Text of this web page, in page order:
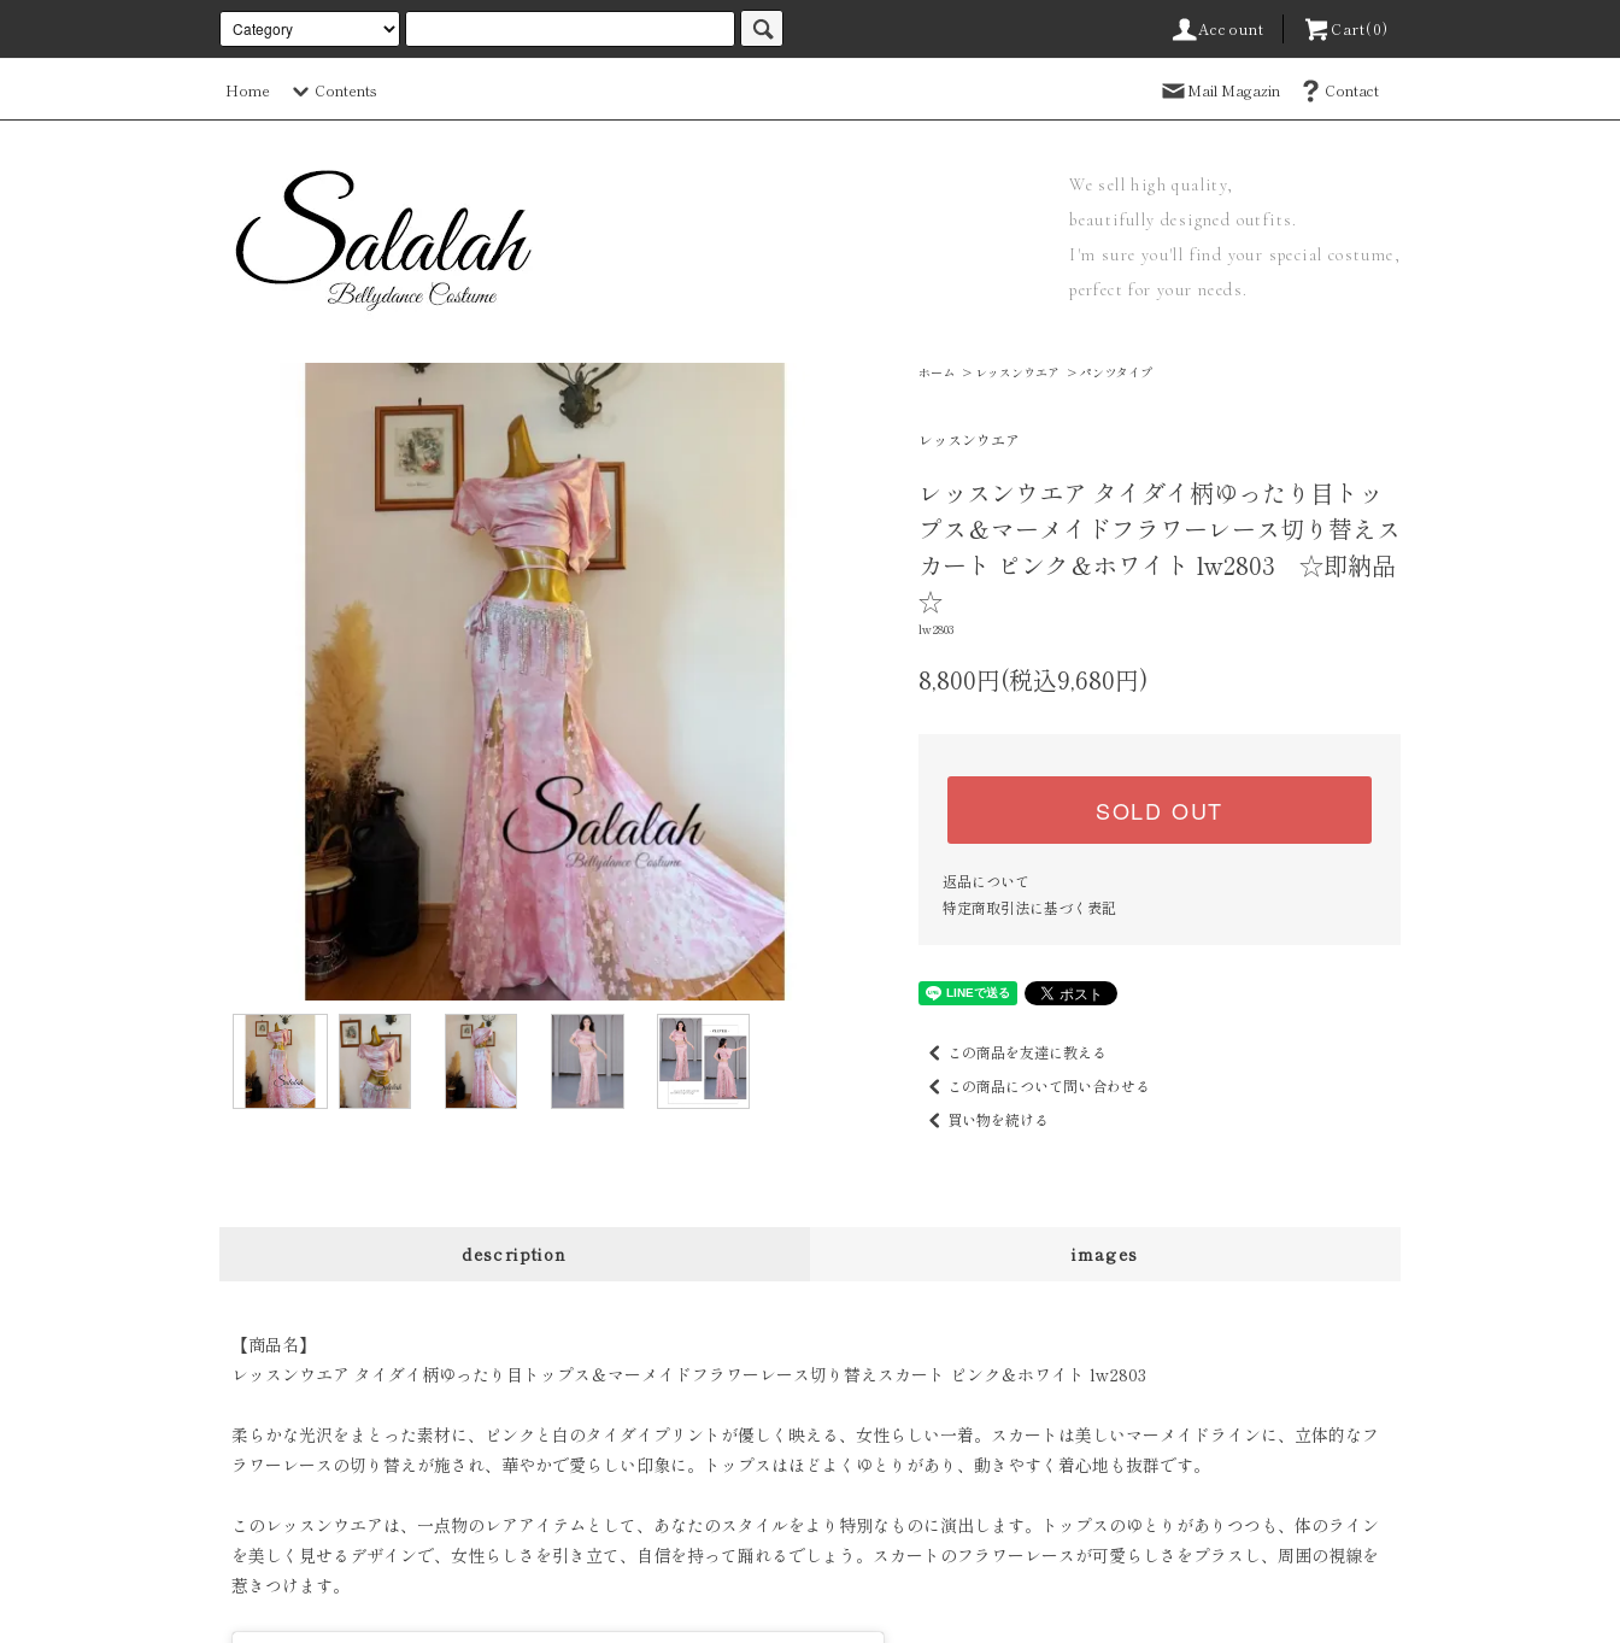
Account Cart(0)
Home Contents Mail Magazin Contact
We sell high quality,
beautifully designed outfits.
I'm sure you'll find your special costume,
perfect for your needs.
ホーム > レッスンウエア > パンツタイプ
レッスンウエア
レッスンウエア タイダイ柄ゆったり目トッ
プス＆マーメイドフラワーレース切り替えス
カート ピンク＆ホワイト lw2803 ☆即納品
☆
lw2803
8,800円(税込9,680円)
SOLD OUT
返品について
特定商取引法に基づく表記
この商品を友達に教える
この商品について問い合わせる
買い物を続ける
description images
【商品名】
レッスンウエア タイダイ柄ゆったり目トップス＆マーメイドフラワーレース切り替えスカート ピンク＆ホワイト lw2803
柔らかな光沢をまとった素材に、ピンクと白のタイダイプリントが優しく映える、女性らしい一着。スカートは美しいマーメイドラインに、立体的なフ
ラワーレースの切り替えが施され、華やかで愛らしい印象に。トップスはほどよくゆとりがあり、動きやすく着心地も抜群です。
このレッスンウエアは、一点物のレアアイテムとして、あなたのスタイルをより特別なものに演出します。トップスのゆとりがありつつも、体のライン
を美しく見せるデザインで、女性らしさを引き立て、自信を持って踊れるでしょう。スカートのフラワーレースが可愛らしさをプラスし、周囲の視線を
惹きつけます。